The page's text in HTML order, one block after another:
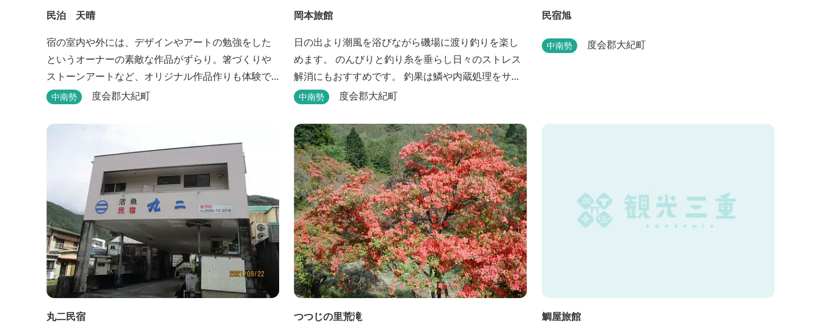
民泊 天晴
宿の室内や外には、デザインやアートの勉強をした
というオーナーの素敵な作品がずらり。箸づくりや
ストーンアートなど、オリジナル作品作りも体験で
きます。
中南勢 度会郡大紀町
岡本旅館
日の出より潮風を浴びながら磯場に渡り釣りを楽し
めます。 のんびりと釣り糸を垂らし日々のストレス
解消にもおすすめです。 釣果は鱗や内蔵処理をサー
ビスしております（数に限りあり）。 一風呂浴びて
０円、弁当５００円
中南勢 度会郡大紀町
民宿旭
中南勢 度会郡大紀町
丸二民宿
つつじの里荒滝
鯛屋旅館